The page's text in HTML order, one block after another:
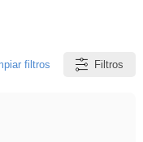
filtros Filtros